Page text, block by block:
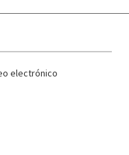
electrónico